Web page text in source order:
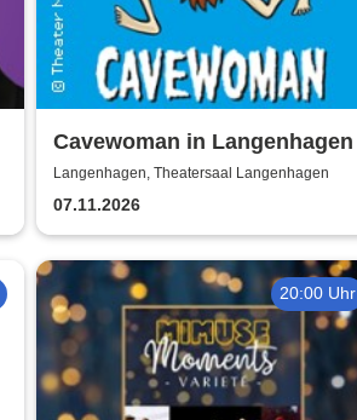
Cavewoman in Langenhagen
Langenhagen, Theatersaal Langenhagen
07.11.2026
20:00 Uhr